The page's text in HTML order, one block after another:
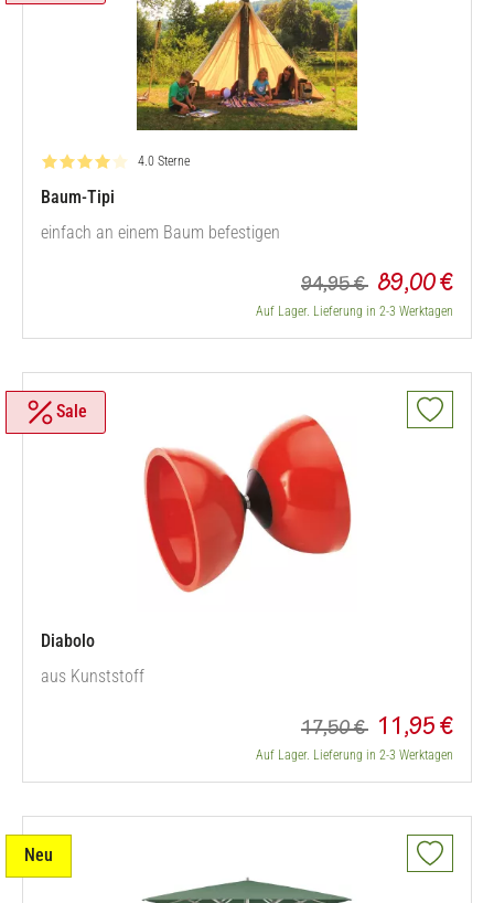
Bewertung: 4.0 von 5
4.0 Sterne
Baum-Tipi
einfach an einem Baum befestigen
94,95 € 89,00 €
Auf Lager. Lieferung in 2-3 Werktagen
Sale
Diabolo
aus Kunststoff
17,50 € 11,95 €
Auf Lager. Lieferung in 2-3 Werktagen
Neu